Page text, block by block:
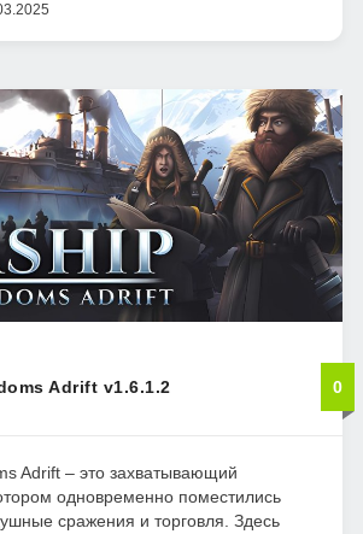
Adrift v1.6.1.2 0
Adrift – это захватывающий
одновременно поместились
сражения и торговля. Здесь